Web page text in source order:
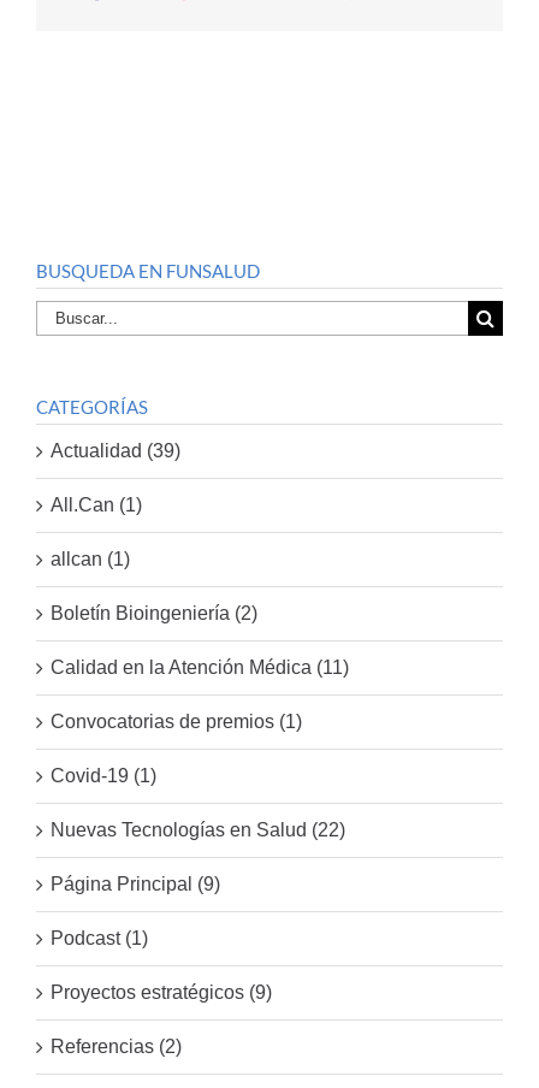
BUSQUEDA EN FUNSALUD
Buscar
por:
CATEGORÍAS
Actualidad (39)
All.Can (1)
allcan (1)
Boletín Bioingeniería (2)
Calidad en la Atención Médica (11)
Convocatorias de premios (1)
Covid-19 (1)
Nuevas Tecnologías en Salud (22)
Página Principal (9)
Podcast (1)
Proyectos estratégicos (9)
Referencias (2)